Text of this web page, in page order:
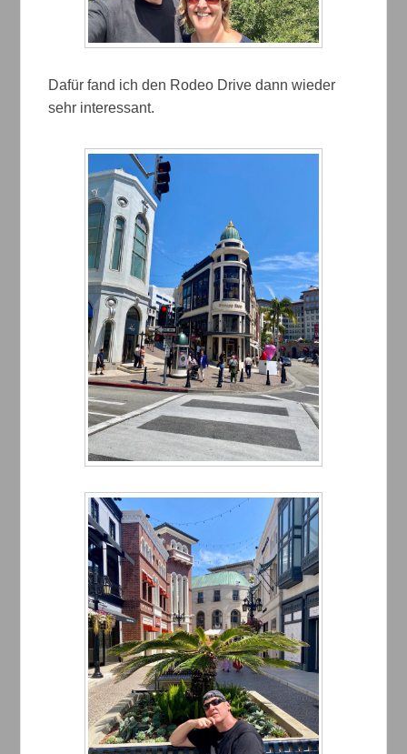
Dafür fand ich den Rodeo Drive dann wieder
sehr interessant.